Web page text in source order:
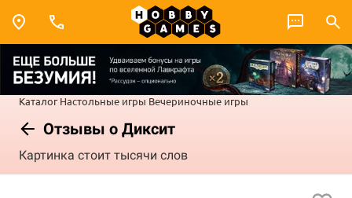
Каталог Настольные игры Вечериночные игры
Отзывы о Диксит
Картинка стоит тысячи слов